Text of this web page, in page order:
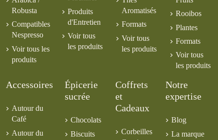
Robusta
Compatibles
Nespresso
Voir tous les
produits
Produits
d'Entretien
Voir tous
les produits
Aromatisés
Formats
Voir tous
les produits
Rooibos
Plantes
Formats
Voir tous
les produits
Accessoires
Autour du
Café
Autour du
Épicerie
sucrée
Chocolats
Biscuits
Coffrets
et
Cadeaux
Corbeilles
Notre
expertise
Blog
La marque